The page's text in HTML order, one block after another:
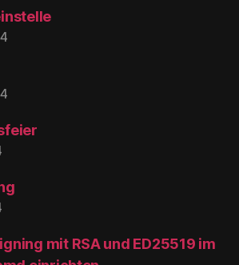
mit RSA und ED25519 im